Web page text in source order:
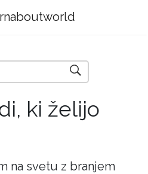
ki želijo
na svetu z branjem